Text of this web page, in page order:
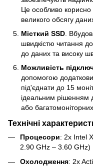
Це особливо
великого обсягу
Місткий SSD .
швидкістю читання
до даних та високу
Можливість
допомогою
під'єднати до 15
ідеальним рішенням
або багатомоніторних
Технічні
Процесори: 2x Intel
2.90 GHz – 3.60 GHz)
Охолодження: 2x